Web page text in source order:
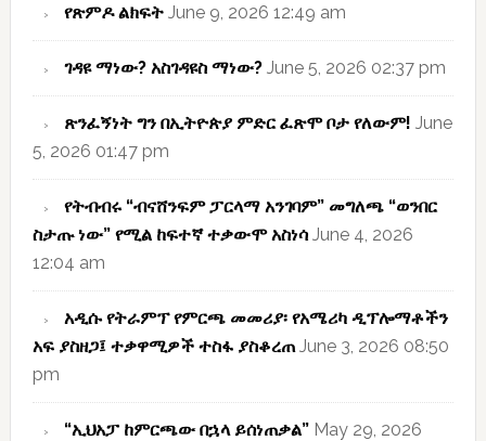
የጽምዶ ልክፍት June 9, 2026 12:49 am
ገዳዩ ማነው? አስገዳዩስ ማነው? June 5, 2026 02:37 pm
ጽንፈኝነት ግን በኢትዮጵያ ምድር ፈጽሞ ቦታ የለውም! June
5, 2026 01:47 pm
የትብብሩ “ብናሸንፍም ፓርላማ አንገባም” መግለጫ “ወንበር
ስታጡ ነው” የሚል ከፍተኛ ተቃውሞ አስነሳ June 4, 2026
12:04 am
አዲሱ የትራምፕ የምርጫ መመሪያ፡ የአሜሪካ ዲፕሎማቶችን
አፍ ያስዘጋ፤ ተቃዋሚዎች ተስፋ ያስቆረጠ June 3, 2026 08:50
pm
“ኢህአፓ ከምርጫው በኋላ ይሰነጠቃል” May 29, 2026